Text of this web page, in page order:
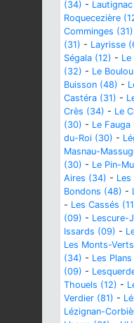
(34) -
Roquecezière
Comminges (31)
(31) - Layrisse
Ségala (12) - Le
(32) - Le
Buisson (48) -
Castéra (31) -
Crès (34) - Le
(30) - Le Fauga
du-Roi (30) -
Masnau-
(30) - Le Pin-
Aires (34) -
Bondons (48) -
- Les Cassés
(09) - Lescure-
Issards (09) -
Les Monts-
(34) - Les
(09) -
Thouels (12) -
Verdier (81) -
Lézignan-